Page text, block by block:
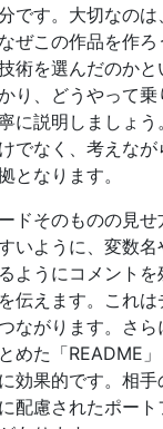
です。大切なの
ぜこの作品を作
術を選んだのか
り、どうやって
に説明しましょ
でなく、考えな
となります。
ドそのものの見
いように、変数
ようにコメント
伝えます。これ
ながります。さ
めた「README
効果的です。相
配慮されたポー